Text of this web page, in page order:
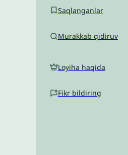
Saqlanganlar
Murakkab qidiruv
Loyiha haqida
Fikr bildiring